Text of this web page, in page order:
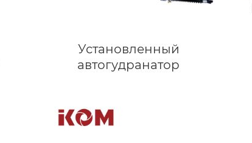
Установленный
автогудранатор